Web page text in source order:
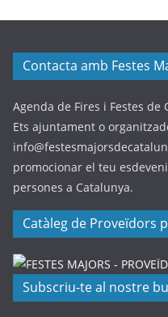
Contacta amb Festes
Agenda de Fires i Festes de
Ets ajuntament o
promocionar el teu
persones a Catalunya.
Catàleg de Proveïdors
Subscriu-te al nostre